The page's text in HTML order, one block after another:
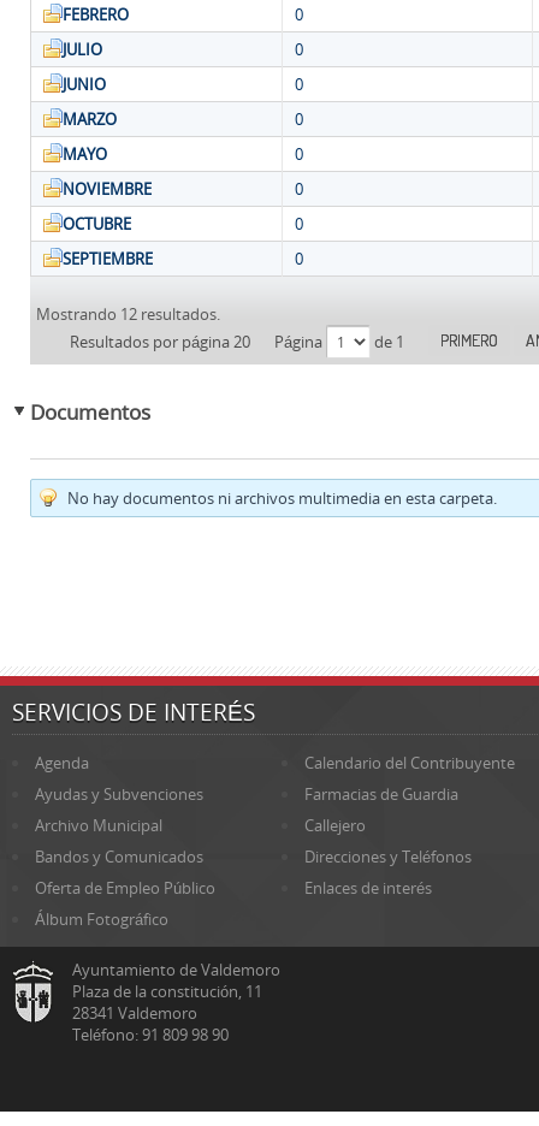
FEBRERO
0
JULIO
0
JUNIO
0
MARZO
0
MAYO
0
NOVIEMBRE
0
OCTUBRE
0
SEPTIEMBRE
0
Mostrando 12 resultados.
Resultados por página 20
Página de 1 PRIMERO
Documentos
No hay documentos ni archivos multimedia en esta carpeta.
SERVICIOS DE INTERÉS
Agenda
Calendario del Contribuyente
Ayudas y Subvenciones
Farmacias de Guardia
Archivo Municipal
Callejero
Bandos y Comunicados
Direcciones y Teléfonos
Oferta de Empleo Público
Enlaces de interés
Álbum Fotográfico
Ayuntamiento de Valdemoro
Plaza de la constitución, 11
28341 Valdemoro
Teléfono: 91 809 98 90